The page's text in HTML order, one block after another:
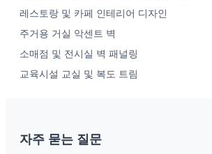
레스토랑 및 카페 인테리어 디자인
주거용 거실 악센트 벽
소매점 및 전시실 벽 패널링
교육시설 교실 및 복도 트림
자주 묻는 질문